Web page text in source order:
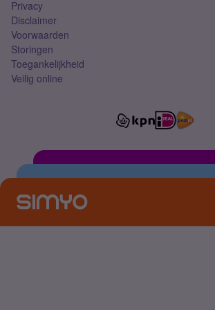
Privacy
Disclaimer
Voorwaarden
Storingen
Toegankelijkheid
Veilig online